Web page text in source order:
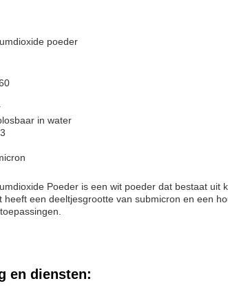
poeder
in water
Poeder is een wit poeder dat bestaat
heeft een deeltjesgrootte van submicron en een
en diensten: